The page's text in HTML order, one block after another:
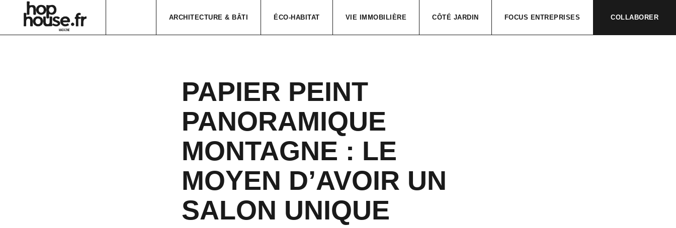
ARCHITECTURE & BÂTI ÉCO-HABITAT VIE IMMOBILIÈRE CÔTÉ JARDIN FOCUS ENTREPRISES COLLABORER
PAPIER PEINT
PANORAMIQUE
MONTAGNE : LE
MOYEN D’AVOIR UN
SALON UNIQUE